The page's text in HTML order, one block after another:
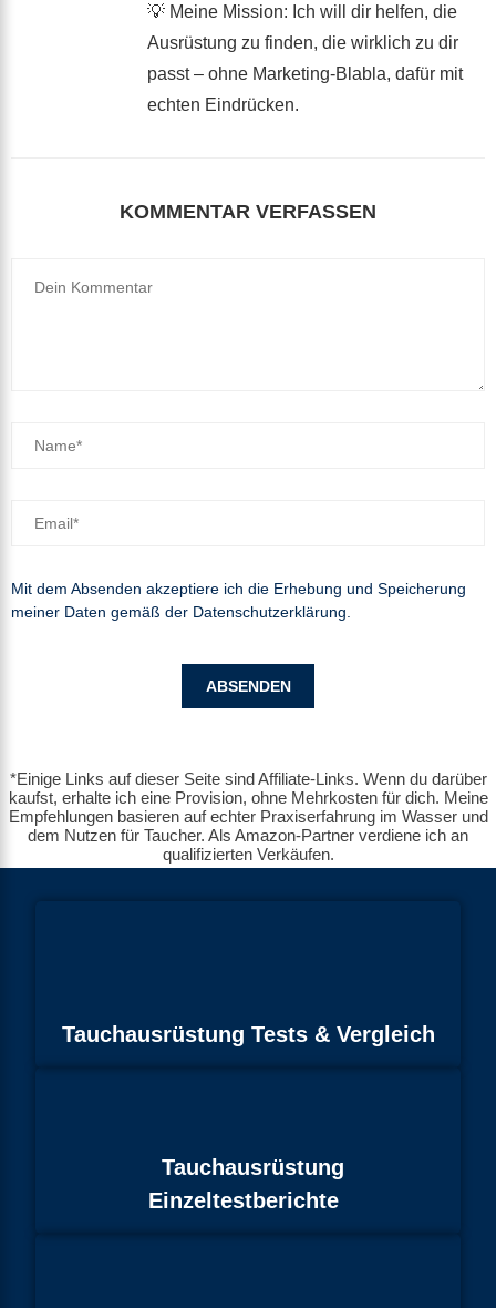
💡 Meine Mission: Ich will dir helfen, die
Ausrüstung zu finden, die wirklich zu dir
passt – ohne Marketing-Blabla, dafür mit
echten Eindrücken.
KOMMENTAR VERFASSEN
Mit dem Absenden akzeptiere ich die Erhebung und Speicherung
meiner Daten gemäß der Datenschutzerklärung.
*Einige Links auf dieser Seite sind Affiliate-Links. Wenn du darüber
kaufst, erhalte ich eine Provision, ohne Mehrkosten für dich. Meine
Empfehlungen basieren auf echter Praxiserfahrung im Wasser und
dem Nutzen für Taucher. Als Amazon-Partner verdiene ich an
qualifizierten Verkäufen.
Tauchausrüstung Tests & Vergleich
Tauchausrüstung
Einzeltestberichte